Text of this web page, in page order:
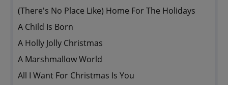
(There's No Place Like) Home For The Holidays
A Child Is Born
A Holly Jolly Christmas
A Marshmallow World
All I Want For Christmas Is You